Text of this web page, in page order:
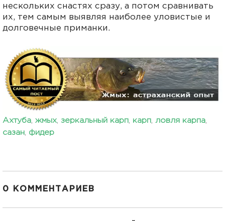
нескольких снастях сразу, а потом сравнивать
их, тем самым выявляя наиболее уловистые и
долговечные приманки.
Ахтуба жмых зеркальный карп карп ловля карпа
сазан фидер
0 КОММЕНТАРИЕВ